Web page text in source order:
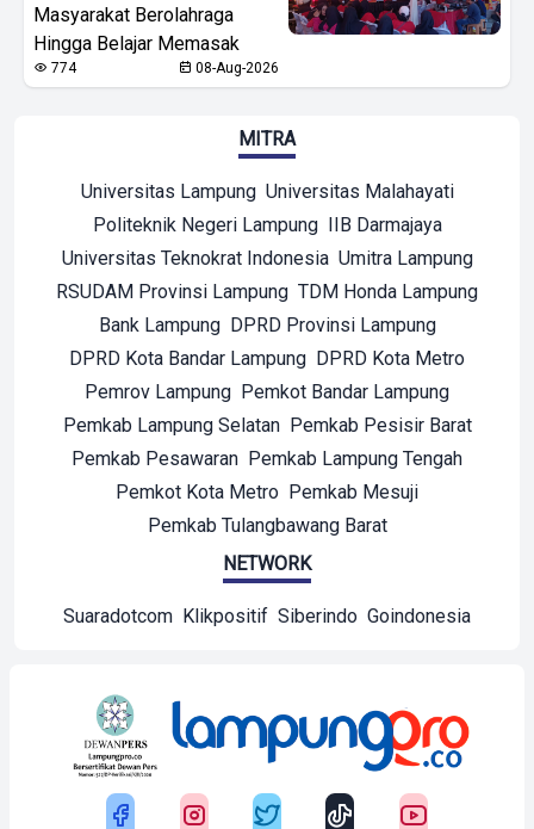
Masyarakat Berolahraga
Hingga Belajar Memasak
774 08-Aug-2026
MITRA
Universitas Lampung Universitas Malahayati
Politeknik Negeri Lampung
IIB Darmajaya
Universitas Teknokrat Indonesia Umitra Lampung
RSUDAM Provinsi Lampung TDM Honda Lampung
Bank Lampung
DPRD Provinsi Lampung
DPRD Kota Bandar Lampung DPRD Kota Metro
Pemrov Lampung Pemkot Bandar Lampung
Pemkab Lampung Selatan
Pemkab Pesisir Barat
Pemkab Pesawaran Pemkab Lampung Tengah
Pemkot Kota Metro Pemkab Mesuji
Pemkab Tulangbawang Barat
NETWORK
Suaradotcom Klikpositif Siberindo Goindonesia